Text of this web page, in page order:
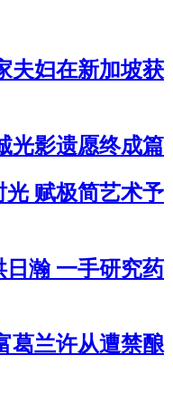
夫妇在新加坡获
光影遗愿终成篇
赋极简艺术予
瀚 一手研究药
葛兰许从遭禁酿